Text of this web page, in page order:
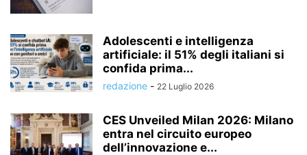
Adolescenti e intelligenza
artificiale: il 51% degli italiani si
confida prima...
redazione - 22 Luglio 2026
CES Unveiled Milan 2026: Milano
entra nel circuito europeo
dell’innovazione e...